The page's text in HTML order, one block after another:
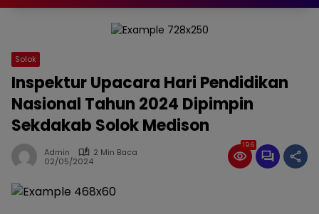
Solok
Inspektur Upacara Hari Pendidikan
Nasional Tahun 2024 Dipimpin
Sekdakab Solok Medison
Admin
2 Min Baca
02/05/2024
196